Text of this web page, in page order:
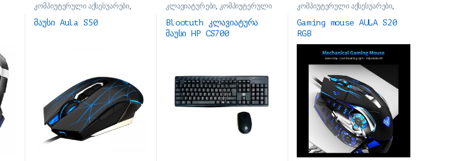
კომპიუტერული აქსესუარები,
მაუსები
მაუსი Aula S50
კლავიატურები,კომპიუტერული
აქსესუარები
Blootuth კლავიატურა
მაუსი HP CS700
კომპიუტერული აქსესუარები,
მაუსები
Gaming mouse AULA S20
RGB